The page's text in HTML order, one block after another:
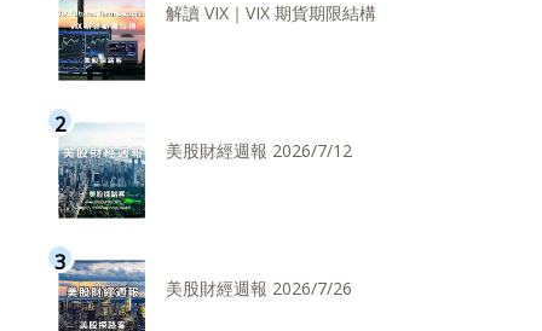
解讀 VIX｜VIX 期貨期限結構
美股財經週報 2026/7/12
美股財經週報 2026/7/26